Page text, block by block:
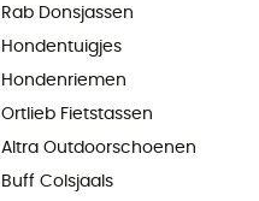
Rab Donsjassen
Hondentuigjes
Hondenriemen
Ortlieb Fietstassen
Altra Outdoorschoenen
Buff Colsjaals